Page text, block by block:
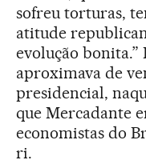
sofreu torturas,
atitude
evolução bonita.”
aproximava de
presidencial,
que Mercadante
economistas do
ri.